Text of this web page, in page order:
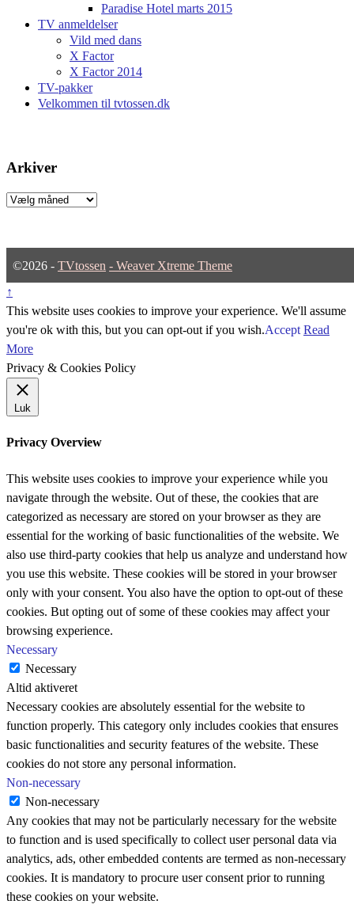
Paradise Hotel marts 2015
TV anmeldelser
Vild med dans
X Factor
X Factor 2014
TV-pakker
Velkommen til tvtossen.dk
Arkiver
Arkiver
©2026 - TVtossen - Weaver Xtreme Theme
↑
This website uses cookies to improve your experience. We'll assume
you're ok with this, but you can opt-out if you wish.Accept Read
More
Privacy & Cookies Policy
Luk
Privacy Overview
This website uses cookies to improve your experience while you
navigate through the website. Out of these, the cookies that are
categorized as necessary are stored on your browser as they are
essential for the working of basic functionalities of the website. We
also use third-party cookies that help us analyze and understand how
you use this website. These cookies will be stored in your browser
only with your consent. You also have the option to opt-out of these
cookies. But opting out of some of these cookies may affect your
browsing experience.
Necessary
Necessary
Altid aktiveret
Necessary cookies are absolutely essential for the website to
function properly. This category only includes cookies that ensures
basic functionalities and security features of the website. These
cookies do not store any personal information.
Non-necessary
Non-necessary
Any cookies that may not be particularly necessary for the website
to function and is used specifically to collect user personal data via
analytics, ads, other embedded contents are termed as non-necessary
cookies. It is mandatory to procure user consent prior to running
these cookies on your website.